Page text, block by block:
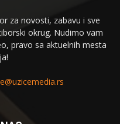
za novosti, zabavu i sve
okrug. Nudimo vam
pravo sa aktuelnih mesta